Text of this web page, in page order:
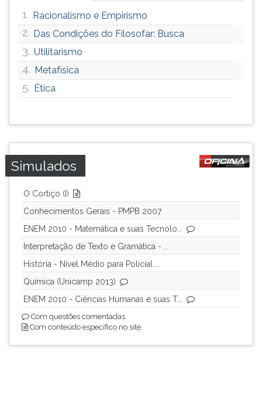
1. Racionalismo e Empirismo
2. Das Condições do Filosofar: Busca
3. Utilitarismo
4. Metafísica
5. Ética
Simulados
O Cortiço (I)
Conhecimentos Gerais - PMPB 2007
ENEM 2010 - Matemática e suas Tecnolo...
Interpretação de Texto e Gramática - ...
História - Nível Médio para Polícial ...
Química (Unicamp 2013)
ENEM 2010 - Ciências Humanas e suas T...
Com questões comentadas.
Com conteúdo específico no site.